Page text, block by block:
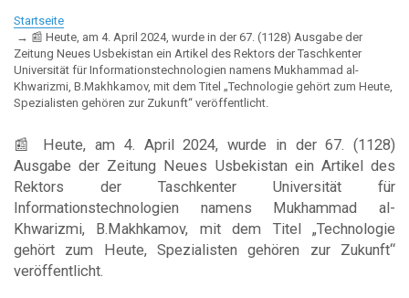
Startseite
📰 Heute, am 4. April 2024, wurde in der 67. (1128) Ausgabe der
Zeitung Neues Usbekistan ein Artikel des Rektors der Taschkenter
Universität für Informationstechnologien namens Mukhammad al-
Khwarizmi, B.Makhkamov, mit dem Titel „Technologie gehört zum Heute,
Spezialisten gehören zur Zukunft“ veröffentlicht.
📰 Heute, am 4. April 2024, wurde in der 67. (1128)
Ausgabe der Zeitung Neues Usbekistan ein Artikel des
Rektors der Taschkenter Universität für
Informationstechnologien namens Mukhammad al-
Khwarizmi, B.Makhkamov, mit dem Titel „Technologie
gehört zum Heute, Spezialisten gehören zur Zukunft“
veröffentlicht.